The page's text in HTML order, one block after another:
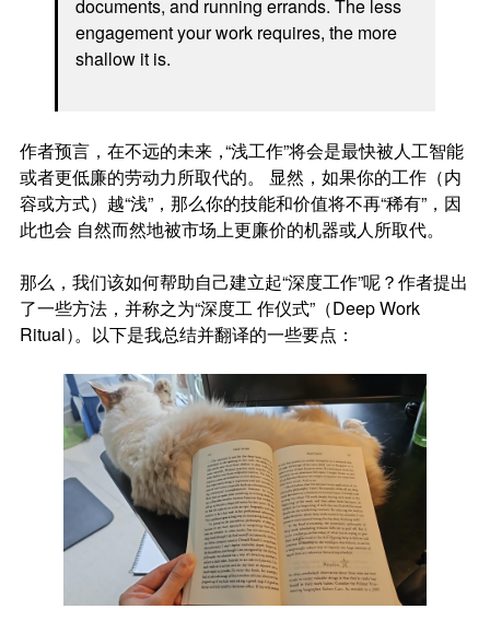
documents, and running errands. The less
engagement your work requires, the more
shallow it is.
作者预言，在不远的未来，“浅工作”将会是最快被人工智能
或者更低廉的劳动力所取代的。 显然，如果你的工作（内
容或方式）越“浅”，那么你的技能和价值将不再“稀有”，因
此也会 自然而然地被市场上更廉价的机器或人所取代。
那么，我们该如何帮助自己建立起“深度工作”呢？作者提出
了一些方法，并称之为“深度工 作仪式”（Deep Work
Ritual）。以下是我总结并翻译的一些要点：